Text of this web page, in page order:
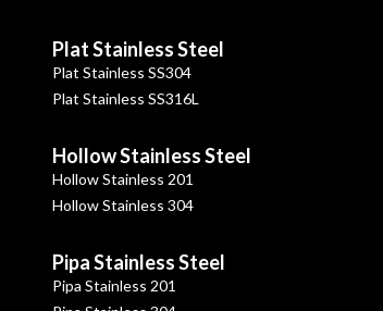
Plat Stainless Steel
Plat Stainless SS304
Plat Stainless SS316L
Hollow Stainless Steel
Hollow Stainless 201
Hollow Stainless 304
Pipa Stainless Steel
Pipa Stainless 201